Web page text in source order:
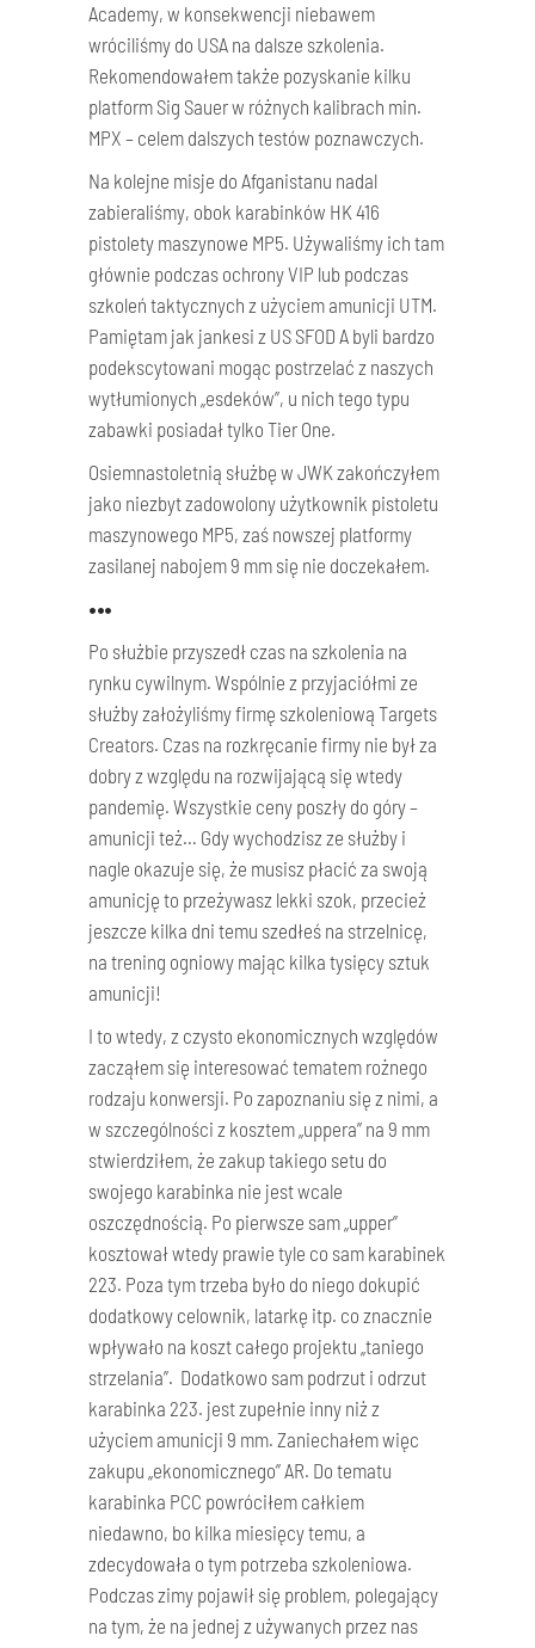
Academy, w konsekwencji niebawem
wróciliśmy do USA na dalsze szkolenia.
Rekomendowałem także pozyskanie kilku
platform Sig Sauer w różnych kalibrach min.
MPX – celem dalszych testów poznawczych.
Na kolejne misje do Afganistanu nadal
zabieraliśmy, obok karabinków HK 416
pistolety maszynowe MP5. Używaliśmy ich tam
głównie podczas ochrony VIP lub podczas
szkoleń taktycznych z użyciem amunicji UTM.
Pamiętam jak jankesi z US SFOD A byli bardzo
podekscytowani mogąc postrzelać z naszych
wytłumionych „esdeków”, u nich tego typu
zabawki posiadał tylko Tier One.
Osiemnastoletnią służbę w JWK zakończyłem
jako niezbyt zadowolony użytkownik pistoletu
maszynowego MP5, zaś nowszej platformy
zasilanej nabojem 9 mm się nie doczekałem.
•••
Po służbie przyszedł czas na szkolenia na
rynku cywilnym. Wspólnie z przyjaciółmi ze
służby założyliśmy firmę szkoleniową Targets
Creators. Czas na rozkręcanie firmy nie był za
dobry z względu na rozwijającą się wtedy
pandemię. Wszystkie ceny poszły do góry –
amunicji też… Gdy wychodzisz ze służby i
nagle okazuje się, że musisz płacić za swoją
amunicję to przeżywasz lekki szok, przecież
jeszcze kilka dni temu szedłeś na strzelnicę,
na trening ogniowy mając kilka tysięcy sztuk
amunicji!
I to wtedy, z czysto ekonomicznych względów
zacząłem się interesować tematem rożnego
rodzaju konwersji. Po zapoznaniu się z nimi, a
w szczególności z kosztem „uppera” na 9 mm
stwierdziłem, że zakup takiego setu do
swojego karabinka nie jest wcale
oszczędnością. Po pierwsze sam „upper”
kosztował wtedy prawie tyle co sam karabinek
223. Poza tym trzeba było do niego dokupić
dodatkowy celownik, latarkę itp. co znacznie
wpływało na koszt całego projektu „taniego
strzelania”. Dodatkowo sam podrzut i odrzut
karabinka 223. jest zupełnie inny niż z
użyciem amunicji 9 mm. Zaniechałem więc
zakupu „ekonomicznego” AR. Do tematu
karabinka PCC powróciłem całkiem
niedawno, bo kilka miesięcy temu, a
zdecydowała o tym potrzeba szkoleniowa.
Podczas zimy pojawił się problem, polegający
na tym, że na jednej z używanych przez nas